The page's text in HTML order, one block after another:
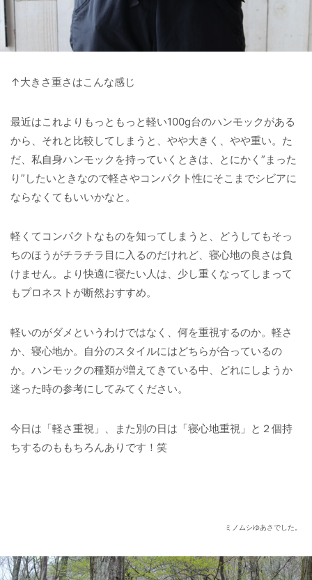
↑大きさ重さはこんな感じ
最近はこれよりもっともっと軽い100g台のハンモックがある
から、それと比較してしまうと、やや大きく、やや重い。た
だ、私自身ハンモックを持っていくときは、とにかく”まった
り”したいときなので軽さやコンパクト性にそこまでシビアに
ならなくてもいいかなと。
軽くてコンパクトなものを知ってしまうと、どうしてもそっ
ちのほうがチラチラ目に入るのだけれど、寝心地の良さは負
けません。より快適に寝たい人は、少し重くなってしまって
もプロネストが断然おすすめ。
軽いのがダメというわけではなく、何を重視するのか。軽さ
か、寝心地か。自分のスタイルにはどちらが合っているの
か。ハンモックの種類が増えてきている中、どれにしようか
迷った時の参考にしてみてください。
今日は「軽さ重視」、また別の日は「寝心地重視」と２個持
ちするのももちろんありです！笑
ミノムシゆあさでした。